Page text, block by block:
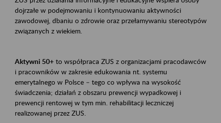
dojrzałe w podejmowaniu i kontynuowaniu aktywności
zawodowej, dbaniu o zdrowie oraz przełamywaniu stereotypów
związanych z wiekiem.
Aktywni 50+ to współpraca ZUS z organizacjami pracodawców
i pracowników w zakresie edukowania nt. systemu
emerytalnego w Polsce – tego co wpływa na wysokość
świadczenia; działań z obszaru prewencji wypadkowej i
prewencji rentowej w tym min. rehabilitacji leczniczej
realizowanej przez ZUS.